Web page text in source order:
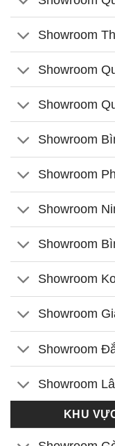
Showroom
Showroom
Showroom
Showroom
Showroom
Showroom
Showroom
Showroom
Showroom
Showroom
Showroom
KHU